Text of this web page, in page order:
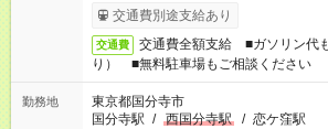
交通費別途支給あり
交通費
交通費全額支給 ■ガソリン代
り） ■無料駐車場もご相談ください
勤務地
東京都国分寺市
国分寺駅 / 西国分寺駅 / 恋ケ窪駅